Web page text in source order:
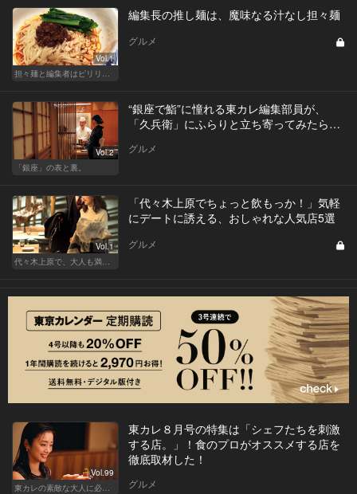
Vol.1
担々麺と編集者はピリリと辛いほうがいい！
編集長の推し麺は、魔味なる汁なし担々麺
グルメ
Vol.2
「銀座」の表と裏。
“銀座で鮨”に憧れる東カレ編集部員が、
「久兵衛」にふらりと立ち寄ってみたら…
グルメ
Vol.1
代々木上原で、大人も満足な“映える”デート
「代々木上原でちょっと飲もっか！」気軽
にデートに誘える、おしゃれな人気店5選
グルメ
Vol.99
東カレの素敵な大人に必要なこと
東カレ８月号の特集は「シェフたちを刺激
する店。」！食のプロがオススメする店を
徹底取材した！
グルメ